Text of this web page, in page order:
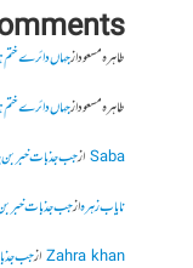
طاہرہ مسعودازجہاں دائرے ختم
طاہرہ مسعودازجہاں دائرے ختم
Sabaازجب جذبات خبر بن
نایاب زہرہازجب جذبات خبر بن
Zahra khanازجب